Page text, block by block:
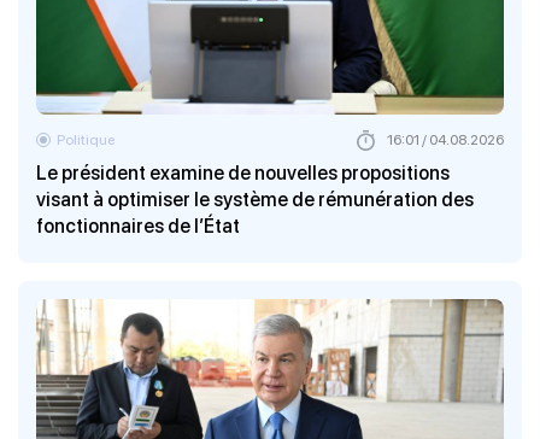
Le président examine de nouvelles propositions
visant à optimiser le système de rémunération des
fonctionnaires de l’État
Politique 16:01 / 04.08.2026